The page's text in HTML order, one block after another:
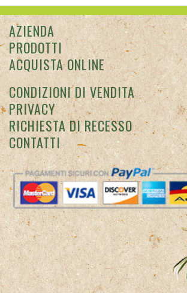
AZIENDA
PRODOTTI
ACQUISTA ONLINE
CONDIZIONI DI VENDITA
PRIVACY
RICHIESTA DI RECESSO
CONTATTI